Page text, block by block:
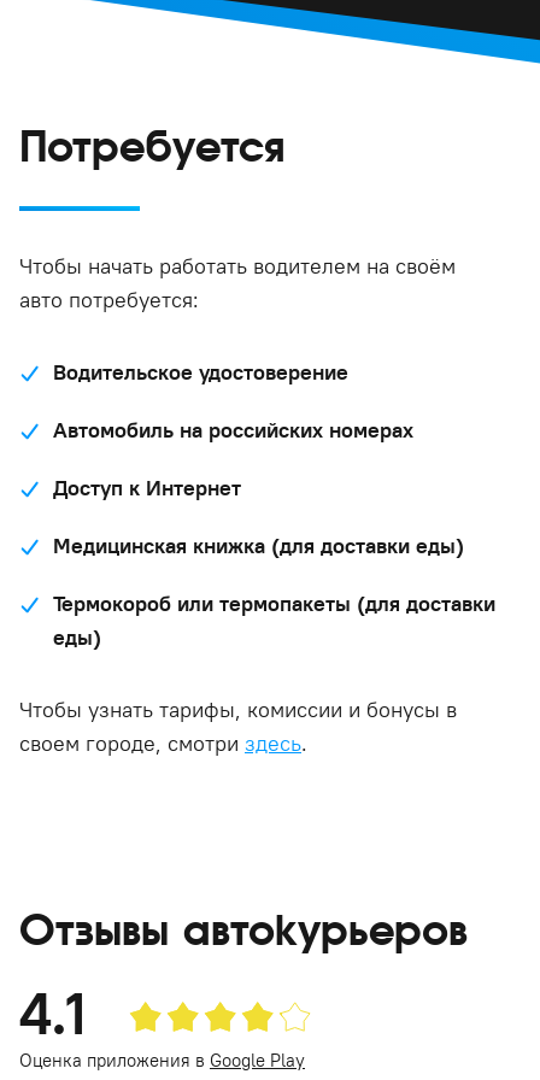
Потребуется
Чтобы начать работать водителем на своём
авто потребуется:
Водительское удостоверение
Автомобиль на российских номерах
Доступ к Интернет
Медицинская книжка (для доставки еды)
Термокороб или термопакеты (для доставки
еды)
Чтобы узнать тарифы, комиссии и бонусы в
своем городе, смотри здесь.
Отзывы автокурьеров
4.1
Оценка приложения в Google Play